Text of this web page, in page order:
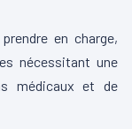
en charge,
nécessitant une
médicaux et de